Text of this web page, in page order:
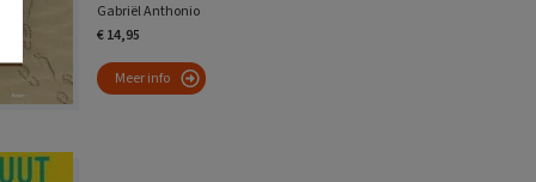
Gabriël Anthonio
€ 14,95
Meer info